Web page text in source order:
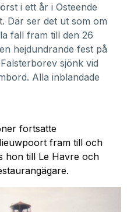
i ett år i Osteende
Där ser det ut som om
fall fram till den 26
hejdundrande fest på
sjönk vid
Alla inblandade
fortsatte
fram till och
hon till Le Havre och